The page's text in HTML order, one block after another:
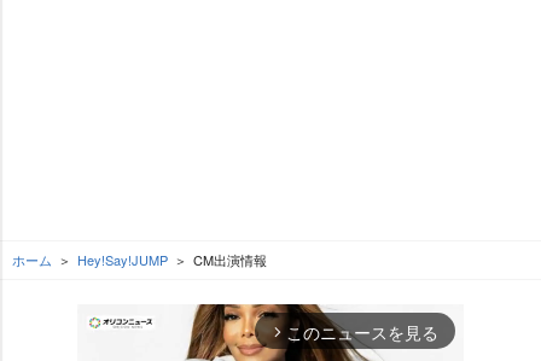
ホーム Hey!Say!JUMP CM出演情報
arrow_forward_ios このニュースを見る